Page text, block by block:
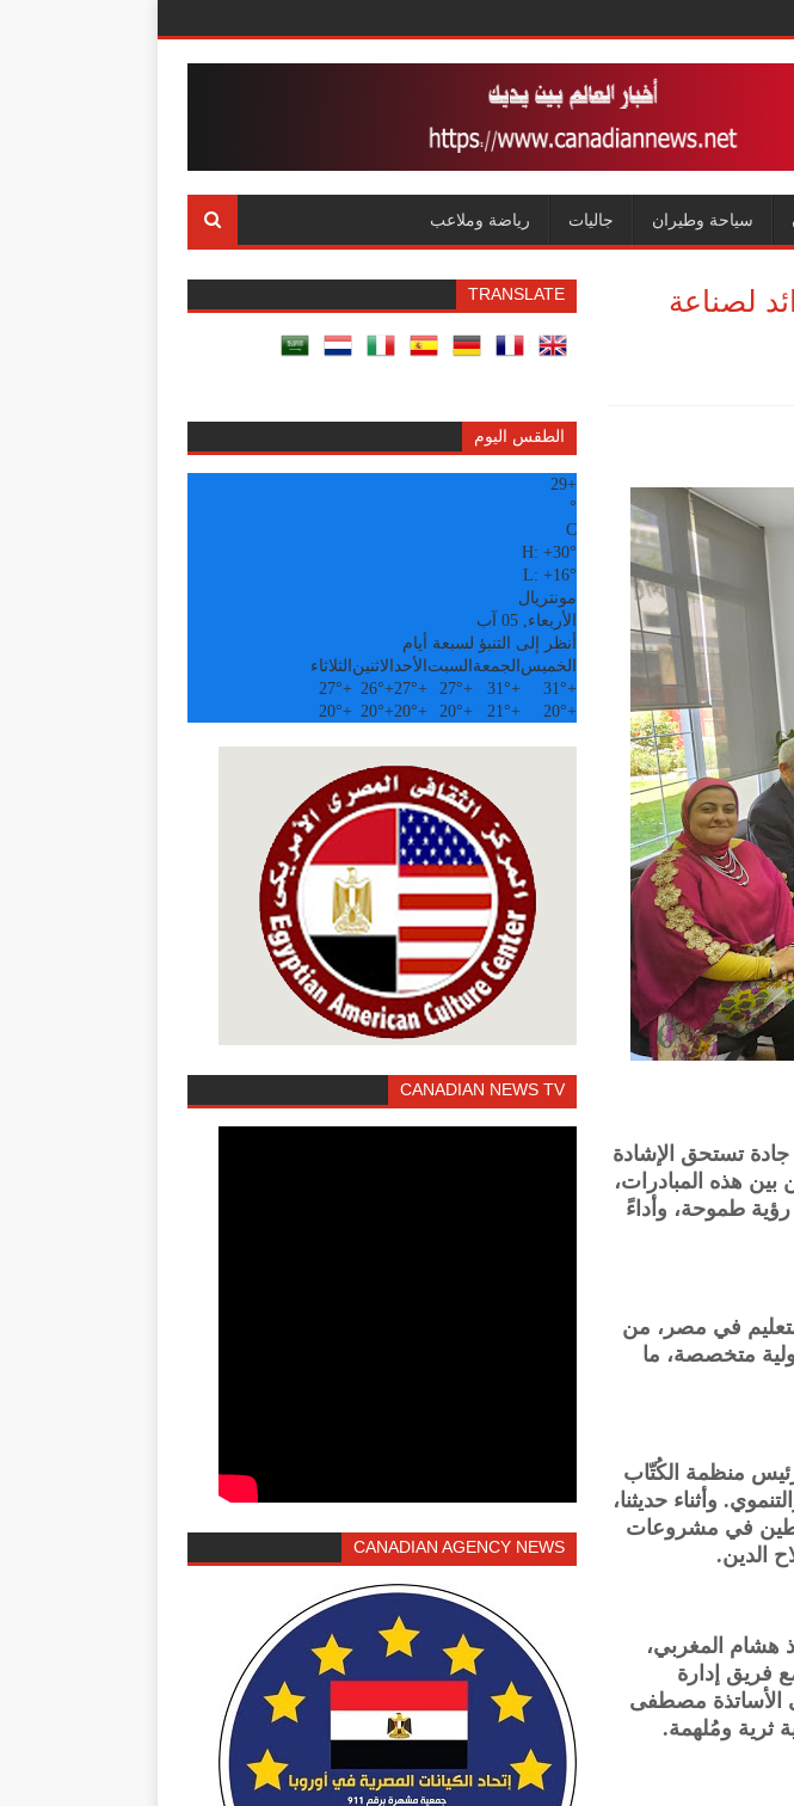
سياحة وطيران جاليات رياضة وملاعب
لصناعة
جادة تستحق الإشادة
بين هذه المبادرات،
طموحة، وأداءً
في مصر، من
متخصصة، ما
منظمة الكُتّاب
وأثناء حديثنا،
في مشروعات
الدين.
هشام المغربي،
فريق إدارة
الأساتذة مصطفى
ثرية ومُلهمة.
TRANSLATE
الطقس اليوم
+
29
°
C
H: +30°
L: +16°
مونتريال
الأربعاء, 05 آب
أنظر إلى التنبؤ لسبعة أيام
الخميس الجمعة السبت الأحد الاثنين الثلاثاء
+
31°
+
31°
+
27°
+
27°
+
26°
+
27°
+
20°
+
21°
+
20°
+
20°
+
20°
+
20°
CANADIAN NEWS TV
CANADIAN AGENCY NEWS